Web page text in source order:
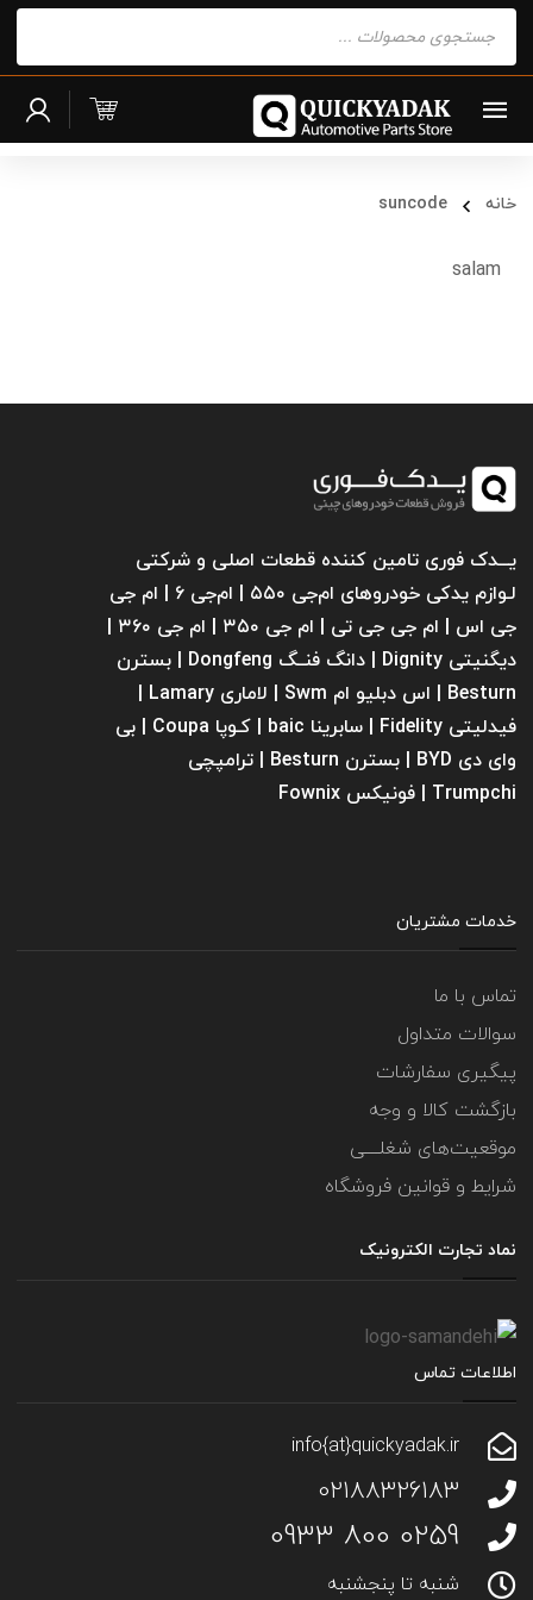
search
خانه suncode
salam
یـــدک فوری تامین کننده قطعات اصلی و شرکتی
لـوازم یدکی خودروهای ام‌جی ۵۵۰ | ام‌جی ۶ | ام جی
جی اس | ام جی جی تی | ام‌ جی ۳۵۰ | ام جی ۳۶۰ |
دیگنیتی Dignity | دانگ فنــگ Dongfeng | بسترن
Besturn | اس دبلیو ام Swm | لاماری Lamary |
فیدلیتی Fidelity | سابرینا ‌baic | کـوپا Coupa | بی
وای دی BYD | بسترن Besturn | ترامپچی
Trumpchi | فونیکس Fownix
خدمات مشتریان
تماس با ما
سوالات متداول
پیگیری سفارشات
بازگشت کالا و وجه
موقعیت‌های شغلــــی
شرایط و قوانین فروشگاه
نماد تجارت الکترونیک
اطلاعات تماس
info{at}quickyadak.ir
02188326183
0259 800 0933
شنبه تا پنجشنبه